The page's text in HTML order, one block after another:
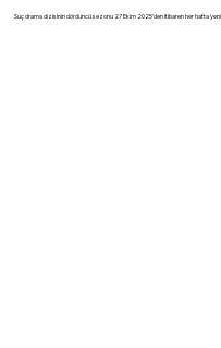
Suç drama dizisinin dördüncü sezonu 27 Ekim 2025'den itibaren her hafta